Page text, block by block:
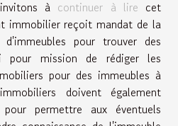
à continuer à lire cet
immobilier reçoit mandat de la
pour trouver des
pour mission de rédiger les
pour des immeubles à
doivent également
permettre aux éventuels